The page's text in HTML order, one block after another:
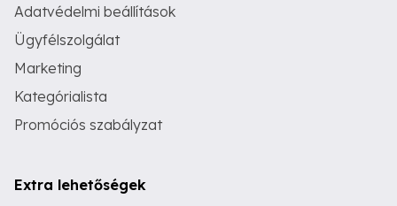
Adatvédelmi beállítások
Ügyfélszolgálat
Marketing
Kategórialista
Promóciós szabályzat
Extra lehetőségek